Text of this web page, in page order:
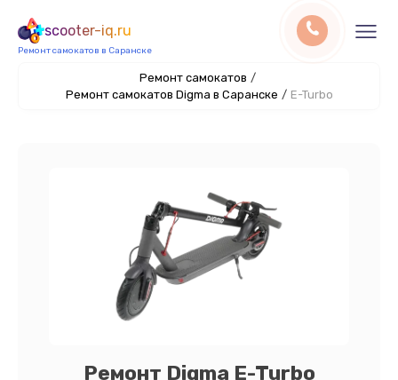
scooter-iq.ru
Ремонт самокатов в Саранске
Ремонт самокатов /
Ремонт самокатов Digma в Саранске / E-Turbo
Ремонт Digma E-Turbo